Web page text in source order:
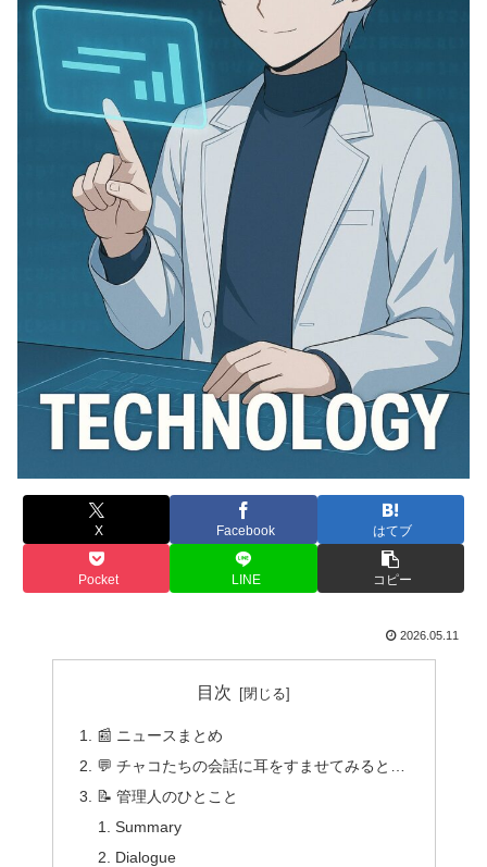
X Facebook はてブ
Pocket LINE コピー
2026.05.11
目次
📰 ニュースまとめ
💬 チャコたちの会話に耳をすませてみると…
📝 管理人のひとこと
Summary
Dialogue